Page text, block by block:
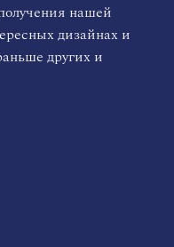
нашей
дизайнах и
других и